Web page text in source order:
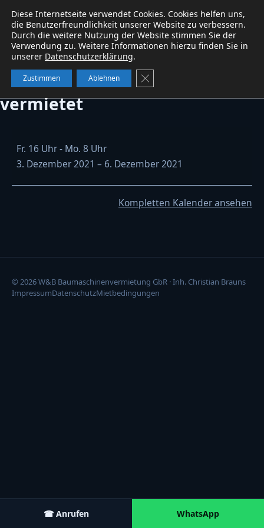
W&BBaumaschinenservice WhatsApp
Kubota 41KX-3V Minibagger
vermietet
41KX-
3V
Fr. 16 Uhr - Mo. 8 Uhr
3. Dezember 2021 – 6. Dezember 2021
Kompletten Kalender ansehen
© 2026 W&B Baumaschinenvermietung GbR · Inh. Christian Brauns
ImpressumDatenschutzMietbedingungen
☎ Anrufen WhatsApp
Diese Internetseite verwendet Cookies. Cookies helfen uns,
die Benutzerfreundlichkeit unserer Website zu verbessern.
Durch die weitere Nutzung der Website stimmen Sie der
Verwendung zu. Weitere Informationen hierzu finden Sie in
unserer Datenschutzerklärung.
Zustimmen Ablehnen GDPR Cookie-Banner